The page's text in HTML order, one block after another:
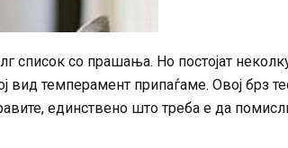
список со прашања. Но постојат
вид темперамент припаѓаме. Овој брз
единствено што треба е да